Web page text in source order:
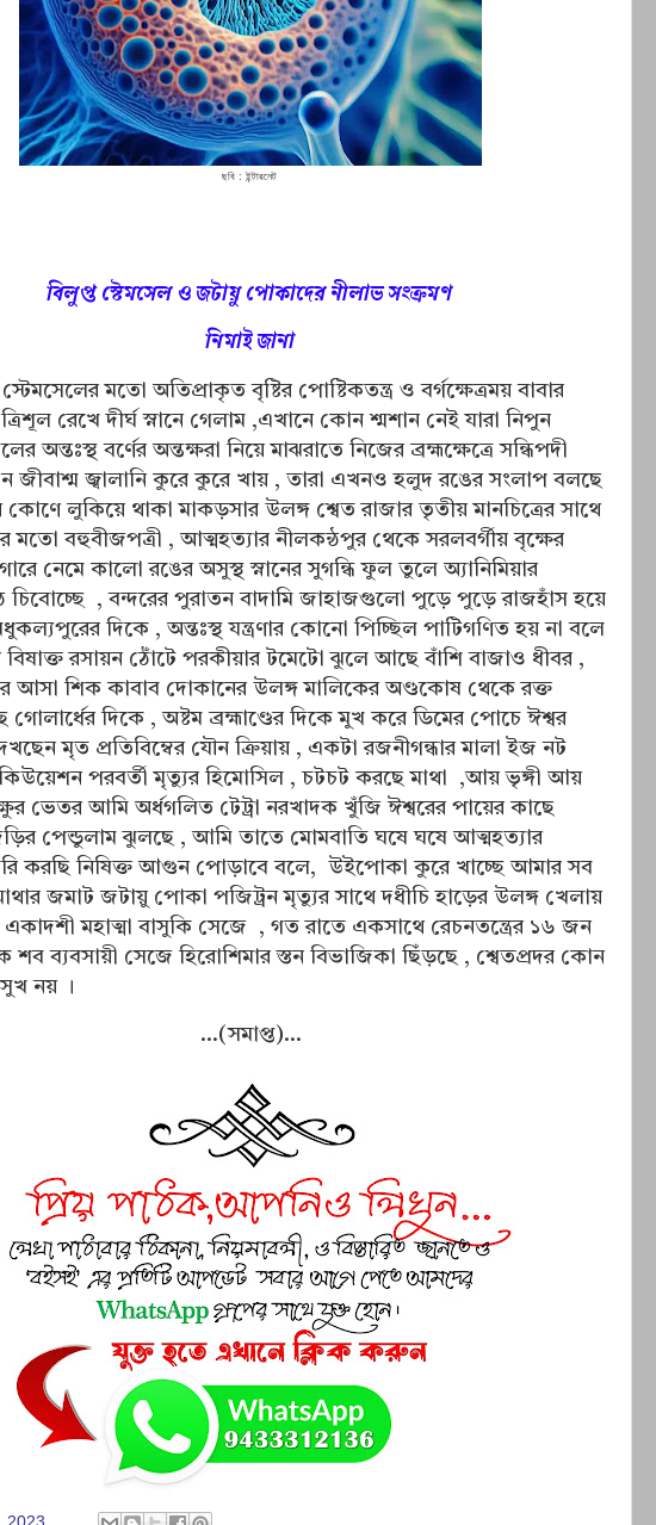
ছবি : ইন্টারনেট
বিলুপ্ত স্টেমসেল ও জটায়ু পোকাদের নীলাভ সংক্রমণ
নিমাই জানা
মতো অতিপ্রাকৃত বৃষ্টির পোষ্টিকতন্ত্র ও বর্গক্ষেত্রময় বাবার
রেখে দীর্ঘ স্নানে গেলাম ,এখানে কোন শ্মশান নেই যারা নিপুন
অন্তঃস্থ বর্ণের অন্তক্ষরা নিয়ে মাঝরাতে নিজের ব্রহ্মক্ষেত্রে সন্ধিপদী
জীবাশ্ম জ্বালানি কুরে কুরে খায় , তারা এখনও হলুদ রঙের সংলাপ বলছে
লুকিয়ে থাকা মাকড়সার উলঙ্গ শ্বেত রাজার তৃতীয় মানচিত্রের সাথে
মতো বহুবীজপত্রী , আত্মহত্যার নীলকন্ঠপুর থেকে সরলবর্গীয় বৃক্ষের
নেমে কালো রঙের অসুস্থ স্নানের সুগন্ধি ফুল তুলে অ্যানিমিয়ার
চিবোচ্ছে , বন্দরের পুরাতন বাদামি জাহাজগুলো পুড়ে পুড়ে রাজহাঁস হয়ে
দিকে , অন্তঃস্থ যন্ত্রণার কোনো পিচ্ছিল পাটিগণিত হয় না বলে
বিষাক্ত রসায়ন ঠোঁটে পরকীয়ার টমেটো ঝুলে আছে বাঁশি বাজাও ধীবর ,
আসা শিক কাবাব দোকানের উলঙ্গ মালিকের অণ্ডকোষ থেকে রক্ত
দিকে , অষ্টম ব্রহ্মাণ্ডের দিকে মুখ করে ডিমের পোচে ঈশ্বর
মৃত প্রতিবিম্বের যৌন ক্রিয়ায় , একটা রজনীগন্ধার মালা ইজ নট
পরবর্তী মৃত্যুর হিমোসিল , চটচট করছে মাথা ,আয় ভৃঙ্গী আয়
ভেতর আমি অর্ধগলিত টেট্রা নরখাদক খুঁজি ঈশ্বরের পায়ের কাছে
পেন্ডুলাম ঝুলছে , আমি তাতে মোমবাতি ঘষে ঘষে আত্মহত্যার
করছি নিষিক্ত আগুন পোড়াবে বলে, উইপোকা কুরে খাচ্ছে আমার সব
মাথার জমাট জটায়ু পোকা পজিট্রন মৃত্যুর সাথে দধীচি হাড়ের উলঙ্গ খেলায়
মহাত্মা বাসুকি সেজে , গত রাতে একসাথে রেচনতন্ত্রের ১৬ জন
শব ব্যবসায়ী সেজে হিরোশিমার স্তন বিভাজিকা ছিঁড়ছে , শ্বেতপ্রদর কোন
নয় ।
...(সমাপ্ত)...